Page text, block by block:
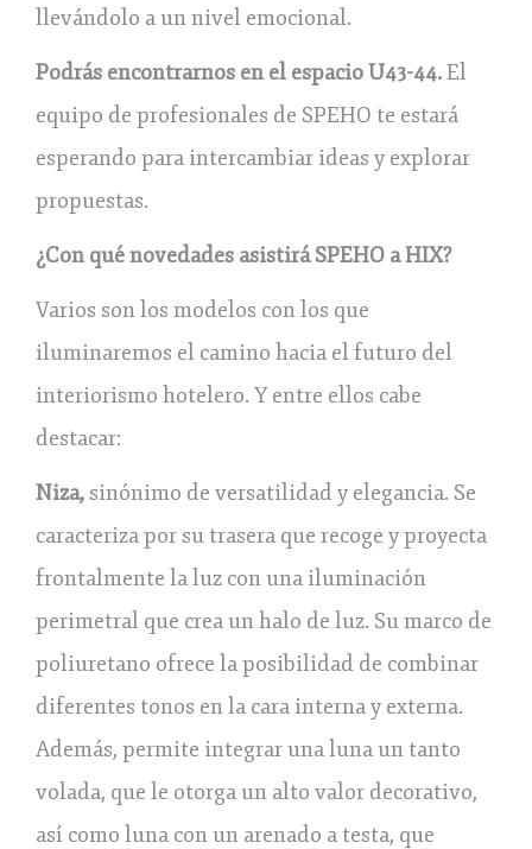
llevándolo a un nivel emocional.
Podrás encontrarnos en el espacio U43-44.El
equipo de profesionales de SPEHO te estará
esperando para intercambiar ideas y explorar
propuestas.
¿Con qué novedades asistirá SPEHO a HIX?
Varios son los modelos con los que
iluminaremos el camino hacia el futuro del
interiorismo hotelero. Y entre ellos cabe
destacar:
Niza,sinónimo de versatilidad y elegancia. Se
caracteriza por su trasera que recoge y proyecta
frontalmente la luz con una iluminación
perimetral que crea un halo de luz. Su marco de
poliuretano ofrece la posibilidad de combinar
diferentes tonos en la cara interna y externa.
Además, permite integrar una luna un tanto
volada, que le otorga un alto valor decorativo,
así como luna con un arenado a testa, que